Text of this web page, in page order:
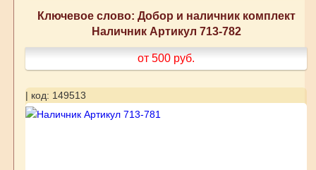
Ключевое слово: Добор и наличник комплект
Наличник Артикул 713-782
от 500 руб.
| код: 149513